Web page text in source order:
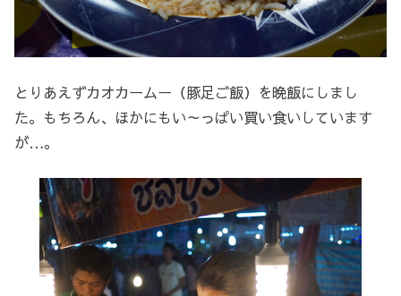
とりあえずカオカームー（豚足ご飯）を晩飯にしまし
た。もちろん、ほかにもい～っぱい買い食いしています
が…。